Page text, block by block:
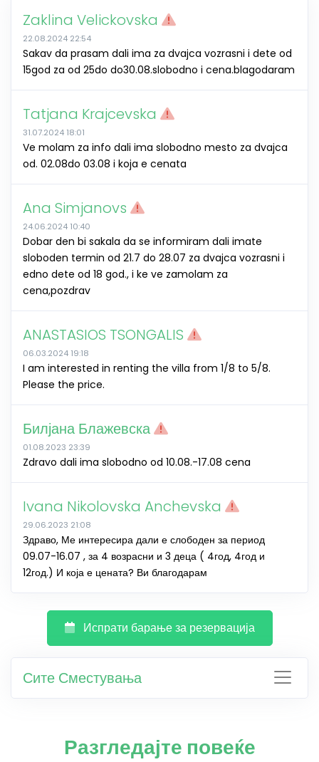
Zaklina Velickovska
22.08.2024 22:54
Sakav da prasam dali ima za dvajca vozrasni i dete od
15god za od 25do do30.08.slobodno i cena.blagodaram
Tatjana Krajcevska
31.07.2024 18:01
Ve molam za info dali ima slobodno mesto za dvajca
od. 02.08do 03.08 i koja e cenata
Ana Simjanovs
24.06.2024 10:40
Dobar den bi sakala da se informiram dali imate
sloboden termin od 21.7 do 28.07 za dvajca vozrasni i
edno dete od 18 god., i ke ve zamolam za
cena,pozdrav
ANASTASIOS TSONGALIS
06.03.2024 19:18
I am interested in renting the villa from 1/8 to 5/8.
Please the price.
Билјана Блажевска
01.08.2023 23:39
Zdravo dali ima slobodno od 10.08.-17.08 cena
Ivana Nikolovska Anchevska
29.06.2023 21:08
Здраво, Ме интересира дали е слободен за период
09.07-16.07 , за 4 возрасни и 3 деца ( 4год, 4год и
12год.) И која е цената? Ви благодарам
Испрати барање за резервација
Сите Сместувања
Разгледајте повеќе